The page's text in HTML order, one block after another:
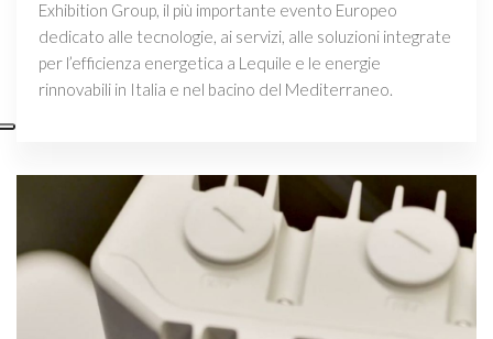
Exhibition Group, il più importante evento Europeo
dedicato alle tecnologie, ai servizi, alle soluzioni integrate
per l’efficienza energetica a Lequile e le energie
rinnovabili in Italia e nel bacino del Mediterraneo.